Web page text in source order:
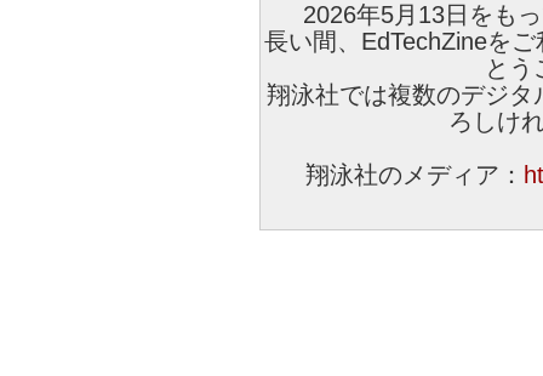
2026年5月13日をも
長い間、EdTechZineを
とう
翔泳社では複数のデジ
ろしけ
翔泳社のメディア：